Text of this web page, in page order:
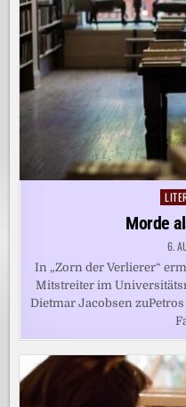
in
Morde
6.
In „Zorn der Verlierer“
Mitstreiter im
Dietmar Jacobsen